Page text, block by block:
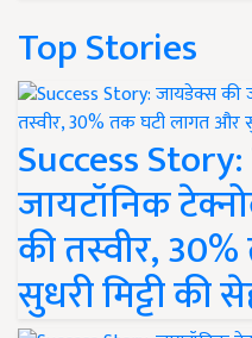
Top Stories
Success
जायटॉनिक
की तस्वीर,
सुधरी मिट्टी की